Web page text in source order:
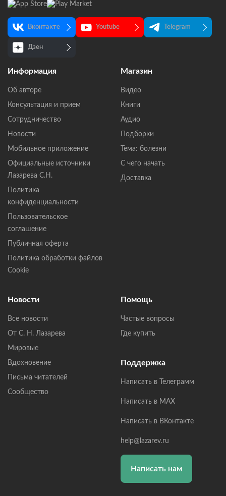
Вконтакте Youtube Telegram
Дзен
Информация
Об авторе
Консультация и прием
Сотрудничество
Новости
Мобильное приложение
Официальные источники
Лазарева С.Н.
Политика
конфиденциальности
Пользовательское
соглашение
Публичная оферта
Политика обработки файлов
Cookie
Магазин
Видео
Книги
Аудио
Подборки
Тема: болезни
С чего начать
Доставка
Новости
Все новости
От С. Н. Лазарева
Мировые
Вдохновение
Письма читателей
Сообщество
Помощь
Частые вопросы
Где купить
Поддержка
Написать в Телеграмм
Написать в MAX
Написать в ВКонтакте
help@lazarev.ru
Написать нам